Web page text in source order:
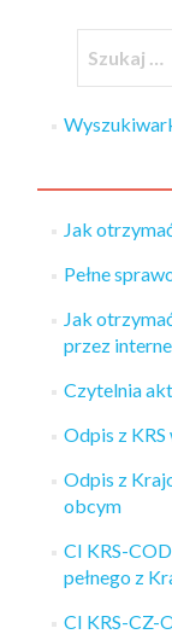
Jak
Pełne
Jak
przez
Czytelnia
Odpis z
Odpis z
obcym
CI KRS-
pełnego z
CI KRS-CZ-